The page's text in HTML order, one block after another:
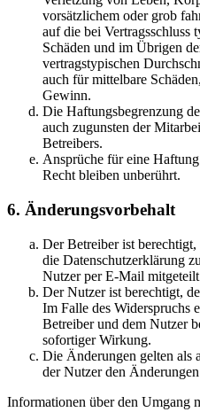
vorsätzlichem oder grob
auf die bei Vertragsschluss
Schäden und im Übrigen
vertragstypischen
auch für mittelbare
Gewinn.
Die Haftungsbegrenzung
auch zugunsten der
Betreibers.
Ansprüche für eine
Recht bleiben unberührt.
6. Änderungsvorbehalt
Der Betreiber ist
die Datenschutzerklärung
Nutzer per E-Mail
Der Nutzer ist berechtigt,
Im Falle des Widerspruchs
Betreiber und dem Nutzer
sofortiger Wirkung.
Die Änderungen gelten als
der Nutzer den
Informationen über den Umgang